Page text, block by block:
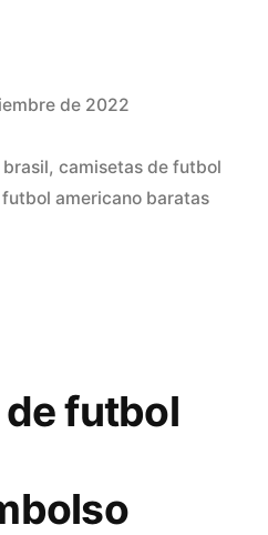
de 2022
, camisetas de futbol
americano baratas
futbol